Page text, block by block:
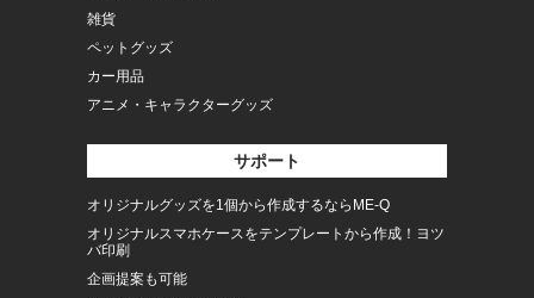
雑貨
ペットグッズ
カー用品
アニメ・キャラクターグッズ
サポート
オリジナルグッズを1個から作成するならME-Q
オリジナルスマホケースをテンプレートから作成！ヨツ
バ印刷
企画提案も可能